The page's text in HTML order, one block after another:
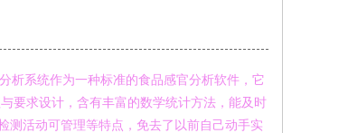
析系统作为一种标准的食品感官分析软件，它
要求设计，含有丰富的数学统计方法，能及时
测活动可管理等特点，免去了以前自己动手实